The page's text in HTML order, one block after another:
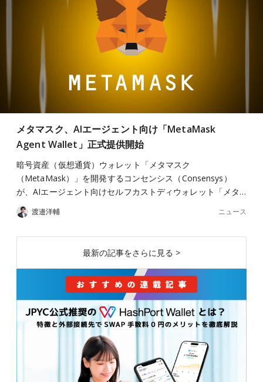
メタマスク、AIエージェント向け「MetaMask
Agent Wallet」正式提供開始
暗号資産（仮想通貨）ウォレット「メタマスク
（MetaMask）」を開発するコンセンシス（Consensys）
が、AIエージェント向けセルフカストディウォレット「メタ…
渡邉洋輔 ニュース
最新の記事をさらに見る >